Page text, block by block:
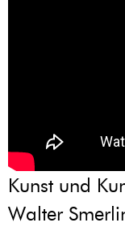
Kunst und
Walter